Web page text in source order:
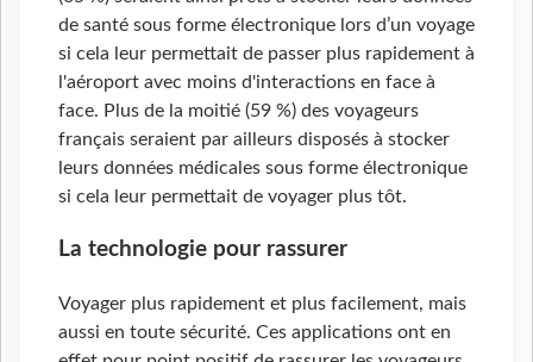
de santé sous forme électronique lors d’un voyage
si cela leur permettait de passer plus rapidement à
l'aéroport avec moins d'interactions en face à
face. Plus de la moitié (59 %) des voyageurs
français seraient par ailleurs disposés à stocker
leurs données médicales sous forme électronique
si cela leur permettait de voyager plus tôt.
La technologie pour rassurer
Voyager plus rapidement et plus facilement, mais
aussi en toute sécurité. Ces applications ont en